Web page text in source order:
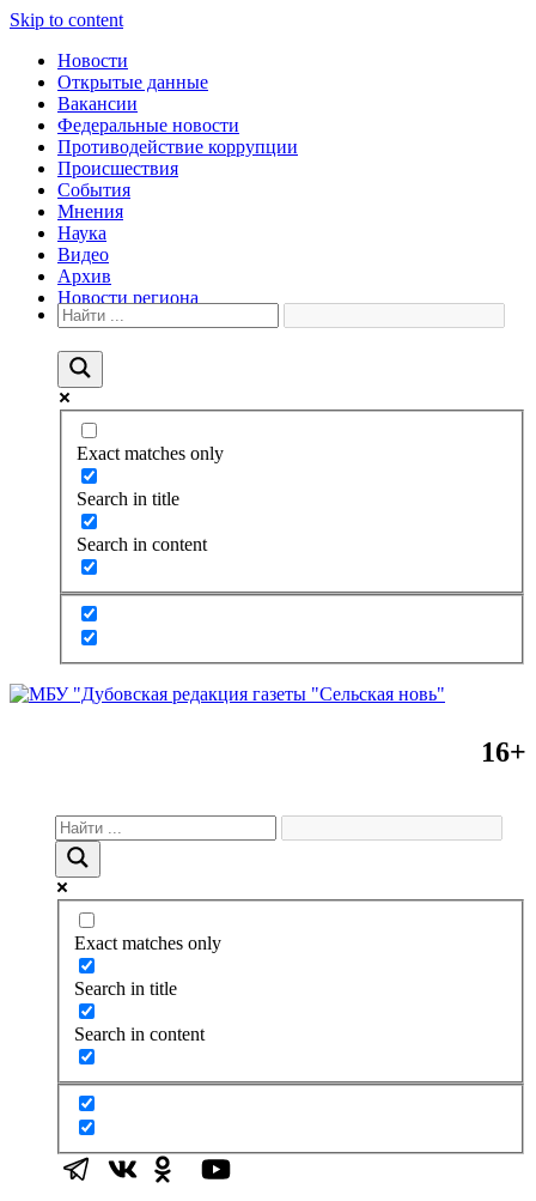
Skip to content
Новости
Открытые данные
Вакансии
Федеральные новости
Противодействие коррупции
Происшествия
События
Мнения
Наука
Видео
Архив
Новости региона
Exact matches only
Search in title
Search in content
16+
Exact matches only
Search in title
Search in content